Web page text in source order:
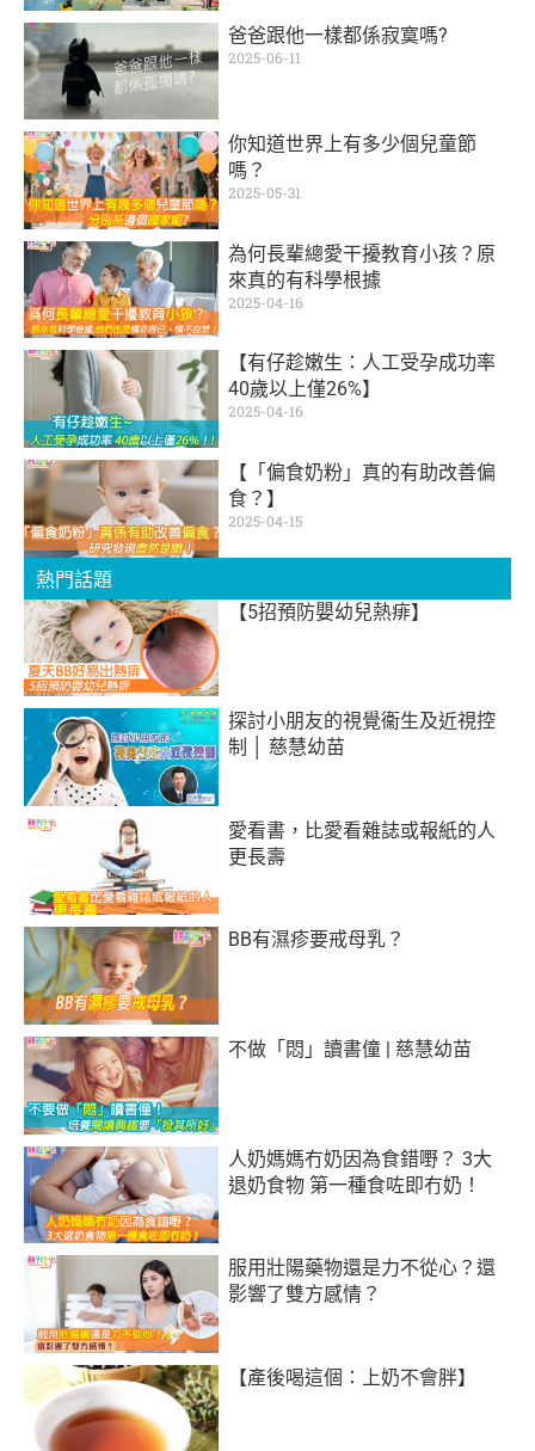
爸爸跟他一樣都係寂寞嗎?
2025-06-11
你知道世界上有多少個兒童節
嗎？
2025-05-31
為何長輩總愛干擾教育小孩？原
來真的有科學根據
2025-04-16
【有仔趁嫩生：人工受孕成功率
40歲以上僅26%】
2025-04-16
【「偏食奶粉」真的有助改善偏
食？】
2025-04-15
熱門話題
【5招預防嬰幼兒熱痱】
探討小朋友的視覺衞生及近視控
制 │ 慈慧幼苗
愛看書，比愛看雜誌或報紙的人
更長壽
BB有濕疹要戒母乳？
不做「悶」讀書僮 | 慈慧幼苗
人奶媽媽冇奶因為食錯嘢？ 3大
退奶食物 第一種食咗即冇奶！
服用壯陽藥物還是力不從心？還
影響了雙方感情？
【產後喝這個：上奶不會胖】